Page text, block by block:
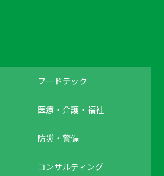
フードテック
医療・介護・福祉
防災・警備
コンサルティング